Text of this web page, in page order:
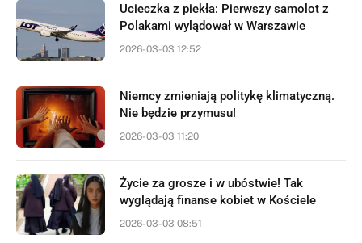
Ucieczka z piekła: Pierwszy samolot z
Polakami wylądował w Warszawie
2026-03-03 12:52
Niemcy zmieniają politykę klimatyczną.
Nie będzie przymusu!
2026-03-03 11:20
Życie za grosze i w ubóstwie! Tak
wyglądają finanse kobiet w Kościele
2026-03-03 08:51